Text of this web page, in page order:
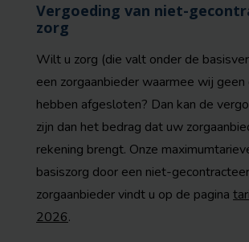
Vergoeding van niet-
zorg
Wilt u zorg (die valt onder de
een zorgaanbieder waarmee wij
hebben afgesloten? Dan kan de
zijn dan het bedrag dat uw
rekening brengt. Onze
basiszorg door een niet-
zorgaanbieder vindt u op de pagina
2026.